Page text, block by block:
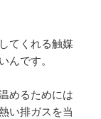
てくれる触媒
んです。
めるためには
い排ガスを当